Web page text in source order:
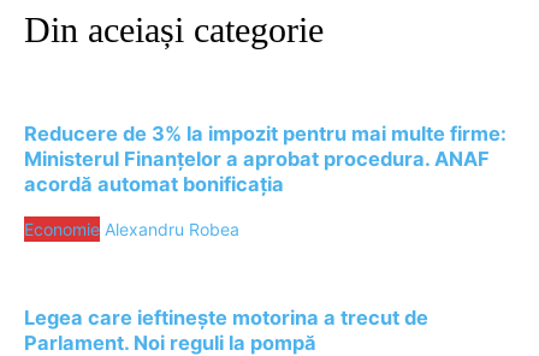
Din aceiași categorie
Reducere de 3% la impozit pentru mai multe firme:
Ministerul Finanțelor a aprobat procedura. ANAF
acordă automat bonificația
Economie Alexandru Robea
Legea care ieftinește motorina a trecut de
Parlament. Noi reguli la pompă